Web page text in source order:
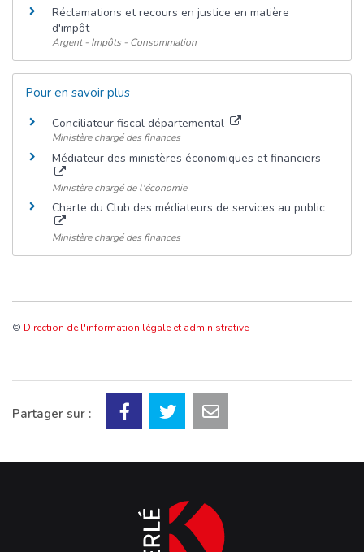
Réclamations et recours en justice en matière
d'impôt
Argent - Impôts - Consommation
Pour en savoir plus
Conciliateur fiscal départemental
Ministère chargé des finances
Médiateur des ministères économiques et financiers
Ministère chargé de l'économie
Charte du Club des médiateurs de services au public
Ministère chargé des finances
© Direction de l'information légale et administrative
Partager sur :